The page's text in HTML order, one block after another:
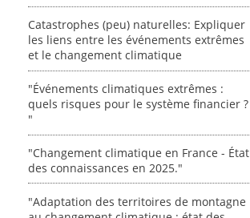
Catastrophes (peu) naturelles: Expliquer
les liens entre les événements extrêmes
et le changement climatique
"Événements climatiques extrêmes :
quels risques pour le système financier ?
"
"Changement climatique en France - État
des connaissances en 2025."
"Adaptation des territoires de montagne